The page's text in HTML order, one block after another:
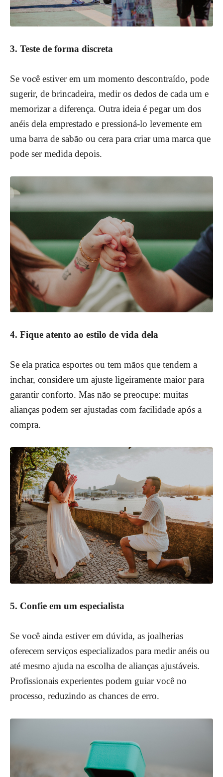
3. Teste de forma discreta
Se você estiver em um momento descontraído, pode
sugerir, de brincadeira, medir os dedos de cada um e
memorizar a diferença. Outra ideia é pegar um dos
anéis dela emprestado e pressioná-lo levemente em
uma barra de sabão ou cera para criar uma marca que
pode ser medida depois.
4. Fique atento ao estilo de vida dela
Se ela pratica esportes ou tem mãos que tendem a
inchar, considere um ajuste ligeiramente maior para
garantir conforto. Mas não se preocupe: muitas
alianças podem ser ajustadas com facilidade após a
compra.
5. Confie em um especialista
Se você ainda estiver em dúvida, as joalherias
oferecem serviços especializados para medir anéis ou
até mesmo ajuda na escolha de alianças ajustáveis.
Profissionais experientes podem guiar você no
processo, reduzindo as chances de erro.